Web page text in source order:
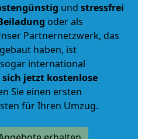
und stressfrei
oder als
Partnernetzwerk, das
haben, ist
international
sich jetzt kostenlose
Sie einen ersten
für Ihren Umzug.